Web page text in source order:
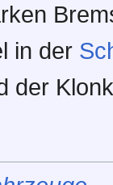
in der
der